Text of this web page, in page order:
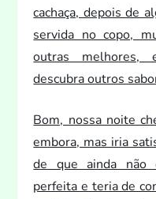
cachaça, depois de
servida no copo,
outras melhores,
descubra outros
Bom, nossa noite
embora, mas iria
de que ainda não
perfeita e teria de